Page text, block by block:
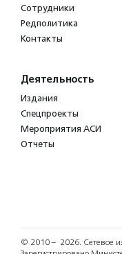
Сотрудники
Редполитика
Контакты
Деятельность
Издания
Спецпроекты
Мероприятия АСИ
Отчеты
© 2010 – 2026. Сетевое